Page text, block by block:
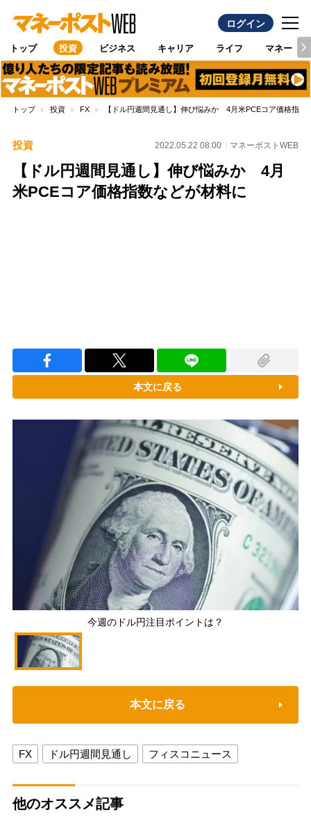
ログイン
トップ 投資 ビジネス キャリア ライフ マネー
トップ 投資 FX 【ドル円週間見通し】伸び悩みか 4月米PCEコア価格指数
投資 2022.05.22 08:00 マネーポストWEB
【ドル円週間見通し】伸び悩みか 4月
米PCEコア価格指数などが材料に
本文に戻る
今週のドル円注目ポイントは？
本文に戻る
FX ドル円週間見通し フィスコニュース
他のオススメ記事